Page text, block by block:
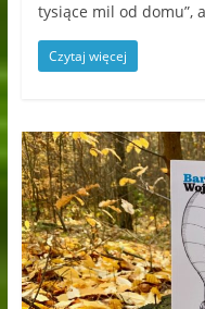
tysiące mil od domu”,
Czytaj więcej